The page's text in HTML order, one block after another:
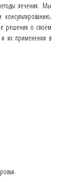
лечения. Мы
решения о своём
и их применении в